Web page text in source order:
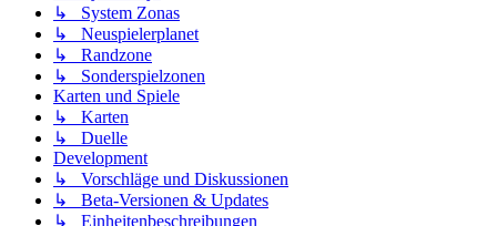
↳ System Zonas
↳ Neuspielerplanet
↳ Randzone
↳ Sonderspielzonen
Karten und Spiele
↳ Karten
↳ Duelle
Development
↳ Vorschläge und Diskussionen
↳ Beta-Versionen & Updates
↳ Einheitenbeschreibungen